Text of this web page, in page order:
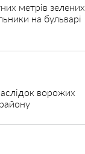
метрів зелених
на бульварі
ворожих